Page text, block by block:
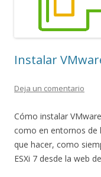
Instalar
Deja un comentario
Cómo instalar
como en entornos de
que hacer, como
ESXi 7 desde la web